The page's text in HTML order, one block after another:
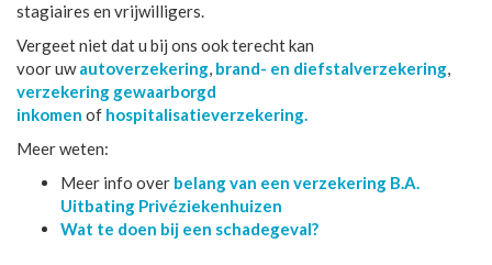
stagiaires en vrijwilligers.
Vergeet niet dat u bij ons ook terecht kan
voor uwautoverzekering, brand- en diefstalverzekering,
verzekering gewaarborgd
inkomen of hospitalisatieverzekering.
Meer weten:
Meer info over belang van een verzekering B.A.
Uitbating Privéziekenhuizen
Wat te doen bij een schadegeval?